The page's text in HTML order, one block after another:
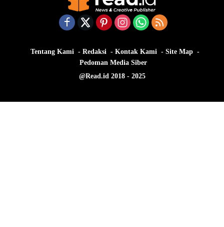
Tentang Kami Redaksi Kontak Kami
Site Map
Pedoman Media Siber
@Read.id 2018 - 2025